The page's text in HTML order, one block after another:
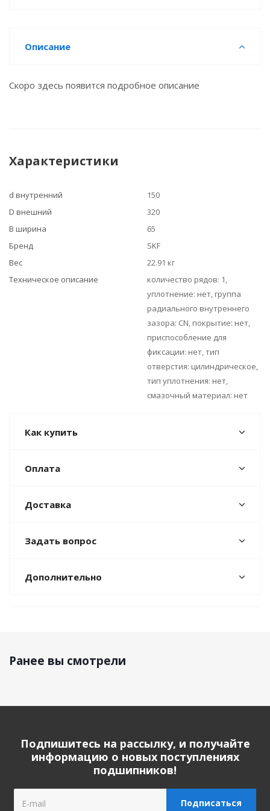
Описание
Скоро здесь появится подробное описание
Характеристики
d внутренний
150
D внешний
320
B ширина
65
Бренд
SKF
Вес
22.91 кг
Техническое описание
количество рядов: 1,
уплотнение: нет, группа
радиального внутреннего
зазора: CN, покрытие: нет,
приспособление для
фиксации: нет, тип
отверстия: цилиндрическое,
тип уплотнения: нет,
смазочный материал: нет
Как купить
Оплата
Доставка
Задать вопрос
Дополнительно
Ранее вы смотрели
Подпишитесь на рассылку, и получайте
информацию о новых поступлениях
подшипников!